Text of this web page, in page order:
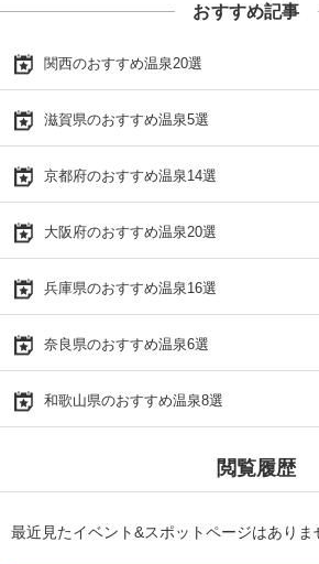
おすすめ記事
関西のおすすめ温泉20選
滋賀県のおすすめ温泉5選
京都府のおすすめ温泉14選
大阪府のおすすめ温泉20選
兵庫県のおすすめ温泉16選
奈良県のおすすめ温泉6選
和歌山県のおすすめ温泉8選
閲覧履歴
最近見たイベント&スポットページはありま